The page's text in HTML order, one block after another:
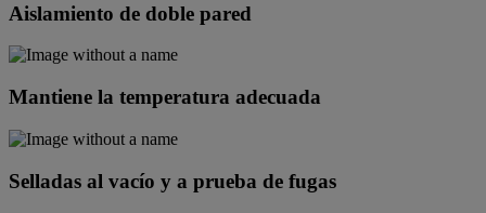
Aislamiento de doble pared
Mantiene la temperatura adecuada
Selladas al vacío y a prueba de fugas